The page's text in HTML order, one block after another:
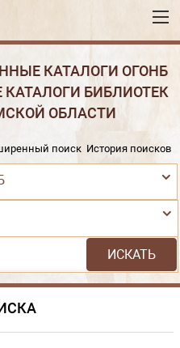
КАТАЛОГИ ОГОНБ
БИБЛИОТЕК
ОБЛАСТИ
поиск История поисков